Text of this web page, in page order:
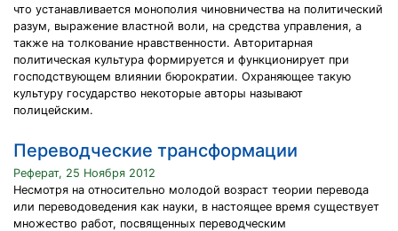
что устанавливается монополия чиновничества на политический
разум, выражение властной воли, на средства управления, а
также на толкование нравственности. Авторитарная
политическая культура формируется и функционирует при
господствующем влиянии бюрократии. Охраняющее такую
культуру государство некоторые авторы называют
полицейским.
Переводческие трансформации
Реферат, 25 Ноября 2012
Несмотря на относительно молодой возраст теории перевода
или переводоведения как науки, в настоящее время существует
множество работ, посвященных переводческим